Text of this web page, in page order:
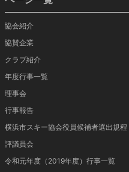
協会紹介
協賛企業
クラブ紹介
年度行事一覧
理事会
行事報告
横浜市スキー協会役員候補者選出規程
評議員会
令和元年度（2019年度）行事一覧